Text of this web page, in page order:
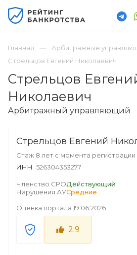
Главная
Арбитражные
Стрельцов Евгений Николаевич
Стрельцов
Николаевич
Арбитражный управляющий
Стрельцов Евгений
Стаж 8 лет с момента регистрации
ИНН 526304353277
Членство СРОДействующий
Нарушения АУСредние
Оценка портала 19.06.2026
2.9